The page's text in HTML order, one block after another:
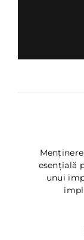
esențială
unui